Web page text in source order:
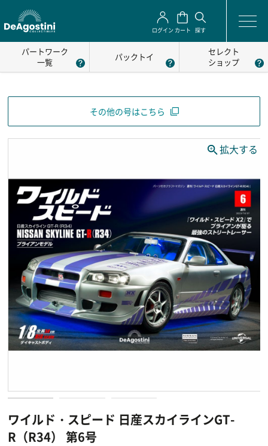
ログイン カート 探す
パートワーク
一覧
パックトイ
セレクト
ショップ
その他の号はこちら
ワイルド・スピード 日産スカイラインGT-
R（R34） 第6号